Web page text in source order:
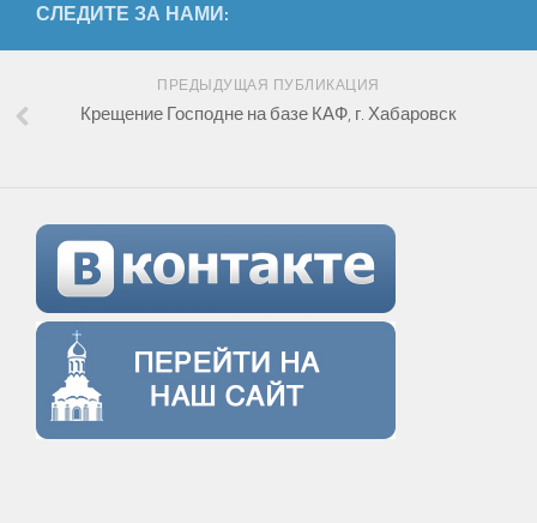
СЛЕДИТЕ ЗА НАМИ:
ПРЕДЫДУЩАЯ ПУБЛИКАЦИЯ
Крещение Господне на базе КАФ, г. Хабаровск